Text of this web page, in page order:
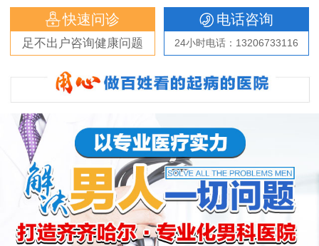
快速问诊
足不出户咨询健康问题
电话咨询
24小时电话：13206733116